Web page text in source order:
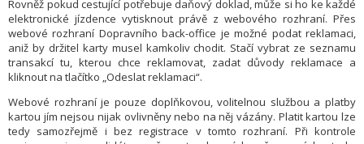
Rovněž pokud cestující potřebuje daňový doklad, může si ho ke každé
elektronické jízdence vytisknout právě z webového rozhraní. Přes
webové rozhraní Dopravního back-office je možné podat reklamaci,
aniž by držitel karty musel kamkoliv chodit. Stačí vybrat ze seznamu
transakcí tu, kterou chce reklamovat, zadat důvody reklamace a
kliknout na tlačítko „Odeslat reklamaci“.
Webové rozhraní je pouze doplňkovou, volitelnou službou a platby
kartou jím nejsou nijak ovlivněny nebo na něj vázány. Platit kartou lze
tedy samozřejmě i bez registrace v tomto rozhraní. Při kontrole